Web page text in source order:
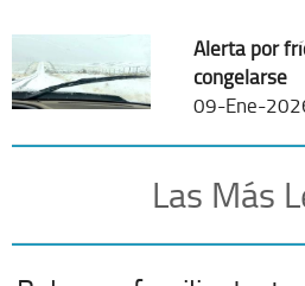
Alerta por
congelarse
09-Ene-
Las Más